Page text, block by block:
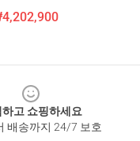
하고 쇼핑하세요
배송까지 24/7 보호